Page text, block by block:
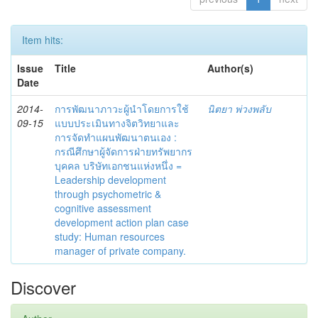
Item hits:
Issue
Date
Title Author(s)
2014-
09-15
การพัฒนาภาวะผู้นำโดยการใช้
แบบประเมินทางจิตวิทยาและ
การจัดทำแผนพัฒนาตนเอง :
กรณีศึกษาผู้จัดการฝ่ายทรัพยากร
บุคคล บริษัทเอกชนแห่งหนึ่ง =
Leadership development
through psychometric &
cognitive assessment
development action plan case
study: Human resources
manager of private company.
นิตยา พ่วงพลับ
Discover